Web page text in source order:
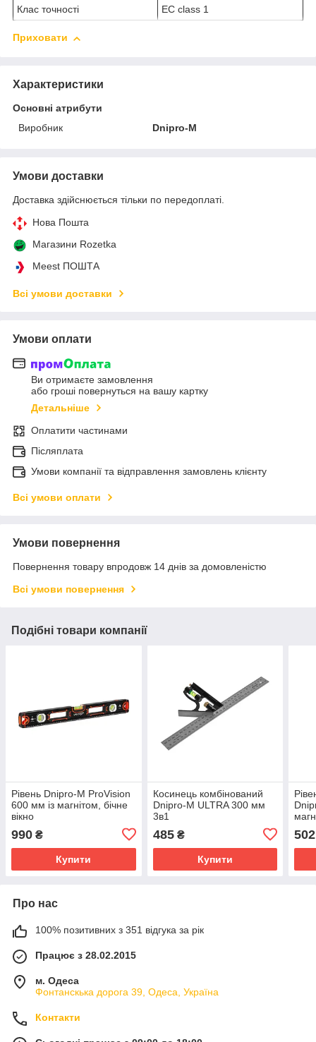
Клас точності
EC class 1
Приховати
Характеристики
Основні атрибути
Виробник
Dnipro-M
Умови доставки
Доставка здійснюється тільки по передоплаті.
Нова Пошта
Магазини Rozetka
Meest ПОШТА
Всі умови доставки
Умови оплати
Ви отримаєте замовлення
або гроші повернуться на вашу картку
Детальніше
Оплатити частинами
Післяплата
Умови компанії та відправлення замовлень клієнту
Всі умови оплати
Умови повернення
Повернення товару впродовж 14 днів за домовленістю
Всі умови повернення
Подібні товари компанії
Рівень Dnipro-M ProVision
600 мм із магнітом, бічне
вікно
990 ₴
Купити
Косинець комбінований
Dnipro-M ULTRA 300 мм
3в1
485₴
Купити
502
Про нас
100% позитивних з 351 відгука за рік
Працює з 28.02.2015
м. Одеса
Фонтанскька дорога 39, Одеса, Україна
Контакти